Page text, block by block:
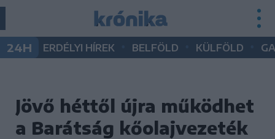
24H ERDÉLYI HÍREK BELFÖLD KÜLFÖLD
Jövő héttől újra működhet
a Barátság kőolajvezeték